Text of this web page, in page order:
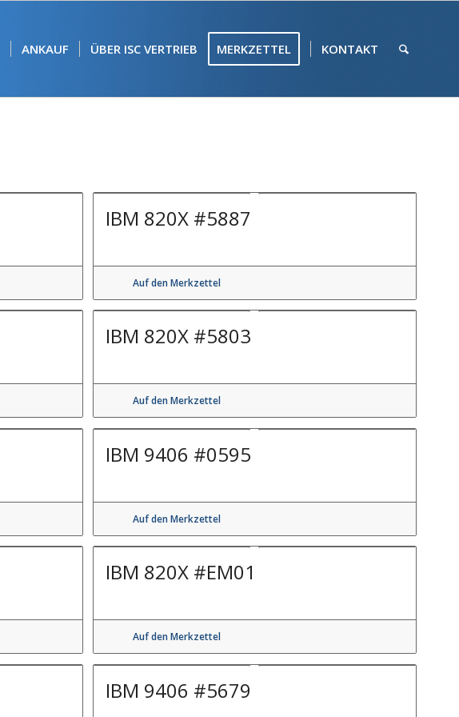
ANKAUF ÜBER ISC VERTRIEB MERKZETTEL KONTAKT
IBM 820X #5887
Auf den Merkzettel
IBM 820X #5803
Auf den Merkzettel
IBM 9406 #0595
Auf den Merkzettel
IBM 820X #EM01
Auf den Merkzettel
IBM 9406 #5679